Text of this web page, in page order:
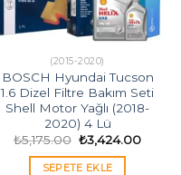
(2015-2020)
BOSCH Hyundai Tucson
1.6 Dizel Filtre Bakım Seti
Shell Motor Yağlı (2018-
2020) 4 Lü
₺5,175.00 Orijinal
fiyat:
₺5,175.00.
₺3,424.00Şu
SEPETE EKLE